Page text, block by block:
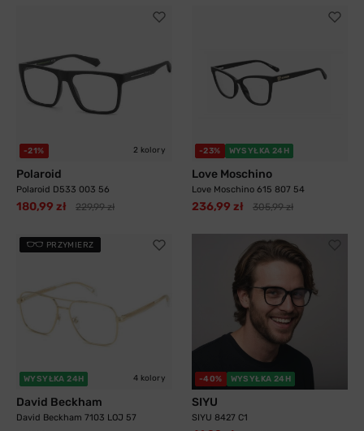
-21% 2 kolory
Polaroid
Polaroid D533 003 56
180,99 zł 229,99 zł
-23% WYSYŁKA 24H
Love Moschino
Love Moschino 615 807 54
236,99 zł 305,99 zł
PRZYMIERZ
WYSYŁKA 24H 4 kolory
David Beckham
David Beckham 7103 LOJ 57
-40% WYSYŁKA 24H
SIYU
SIYU 8427 C1